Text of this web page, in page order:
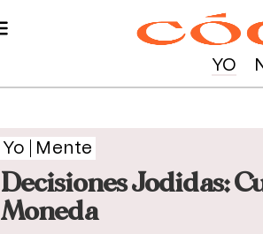
YO
Yo Mente
Decisiones Jodidas:
Moneda